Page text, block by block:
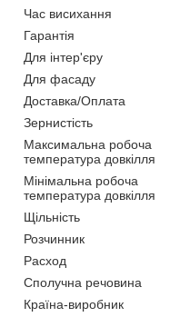
Час висихання
Гарантія
Для інтер'єру
Для фасаду
Доставка/Оплата
Зернистість
Максимальна робоча
температура довкілля
Мінімальна робоча
температура довкілля
Щільність
Розчинник
Расход
Сполучна речовина
Країна-виробник